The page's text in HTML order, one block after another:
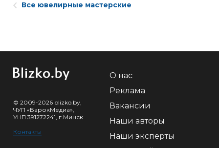
Все ювелирные мастерские
© 2009-2026 blizko.by,
ЧУП «БарокМедиа»,
УНП 391272241, г.Минск
Контакты
О нас
Реклама
Вакансии
Наши авторы
Наши эксперты